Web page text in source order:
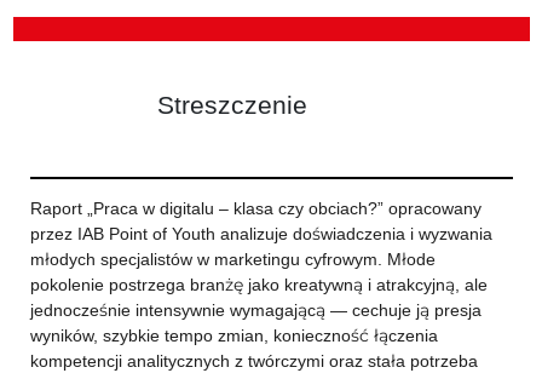
Streszczenie
Raport „Praca w digitalu – klasa czy obciach?” opracowany
przez IAB Point of Youth analizuje doświadczenia i wyzwania
młodych specjalistów w marketingu cyfrowym. Młode
pokolenie postrzega branżę jako kreatywną i atrakcyjną, ale
jednocześnie intensywnie wymagającą — cechuje ją presja
wyników, szybkie tempo zmian, konieczność łączenia
kompetencji analitycznych z twórczymi oraz stała potrzeba